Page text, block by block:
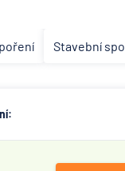
Stavební